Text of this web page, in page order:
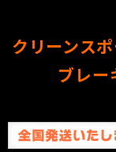
クリーンス
ブレー